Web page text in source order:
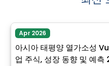
Apr 2026
아시아 태평양 열가소성
업 주식, 성장 동향 및 예